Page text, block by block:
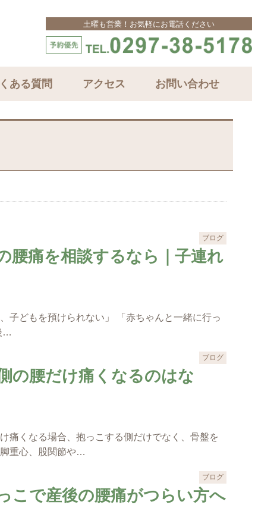
土曜も営業！お気軽にお電話ください
ある質問 アクセス お問い合わせ
ブログ
腰痛を相談するなら｜子連れ
子どもを預けられない」 「赤ちゃんと一緒に行っ
…
ブログ
の腰だけ痛くなるのはな
痛くなる場合、抱っこする側だけでなく、骨盤を
重心、股関節や…
ブログ
こで産後の腰痛がつらい方へ